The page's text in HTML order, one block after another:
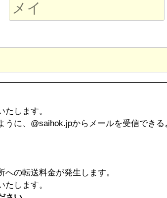
します。
に、@saihok.jpからメールを受信できる
の転送料金が発生します。
します。